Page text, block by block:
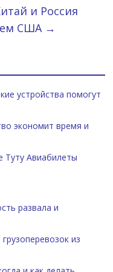
и Россия
США →
устройства помогут
экономит время и
Туту Авиабилеты
развала и
из